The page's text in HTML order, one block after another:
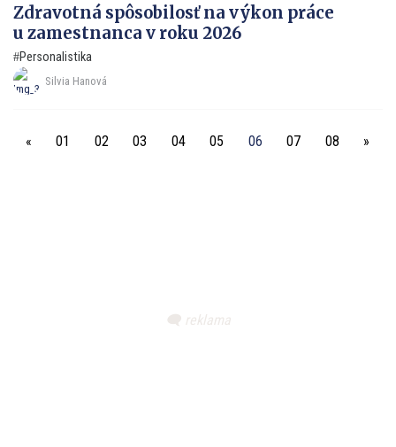
Zdravotná spôsobilosť na výkon práce
u zamestnanca v roku 2026
Personalistika
Silvia Hanová
« 01 02 03 04 05 06 07 08 »